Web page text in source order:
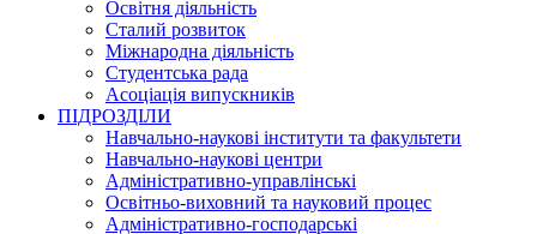
Освітня діяльність
Сталий розвиток
Міжнародна діяльність
Студентська рада
Асоціація випускників
ПІДРОЗДІЛИ
Навчально-наукові інститути та факультети
Навчально-наукові центри
Адміністративно-управлінські
Освітньо-виховний та науковий процес
Адміністративно-господарські